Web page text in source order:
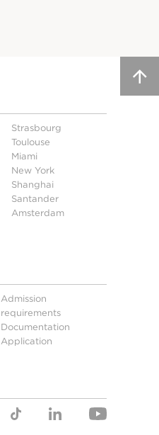
Strasbourg
Toulouse
Miami
New York
Shanghai
Santander
Amsterdam
Admission
requirements
Documentation
Application